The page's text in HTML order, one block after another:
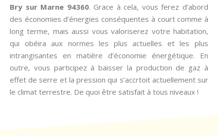
Bry sur Marne 94360. Grace à cela, vous ferez d’abord
des économies d’énergies conséquentes à court comme à
long terme, mais aussi vous valoriserez votre habitation,
qui obéira aux normes les plus actuelles et les plus
intrangisantes en matière d’économie énergétique. En
outre, vous participez à baisser la production de gaz à
effet de serre et la pression qui s’accrtoit actuellement sur
le climat terrestre. De quoi être satisfait à tous niveaux !